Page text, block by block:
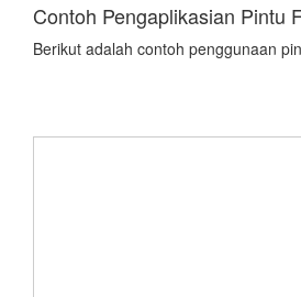
Contoh Pengaplikasian Pintu
Berikut adalah contoh penggunaan